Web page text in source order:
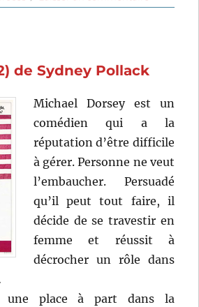
Music
Costa-
de Sydney Pollack
Michael Dorsey est un
comédien qui a la
réputation d’être difficile
à gérer. Personne ne veut
l’embaucher. Persuadé
qu’il peut tout faire, il
décide de se travestir en
femme et réussit à
décrocher un rôle dans
une place à part dans la